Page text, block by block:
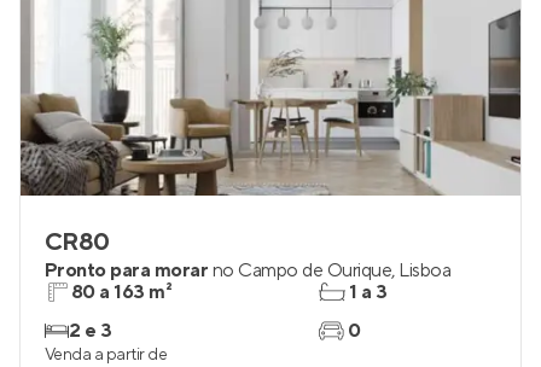
CR80
Pronto para morar no Campo de Ourique, Lisboa
80 a 163 m²
2 e 3
1 a 3
0
Venda a partir de